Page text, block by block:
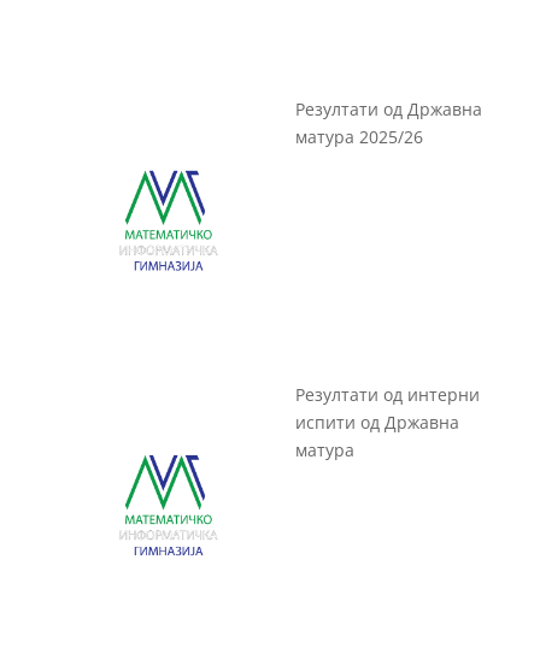
Резултати од Државна
матура 2025/26
Резултати од интерни
испити од Државна
матура